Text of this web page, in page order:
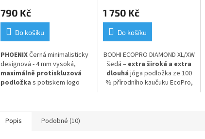
790 Kč
Do košíku
PHOENIXČerná minimalisticky
designová - 4 mm vysoká,
maximálně protiskluzová
podložka s potiskem logo
1 750 Kč
Do košíku
BODHI ECOPRO DIAMOND XL/XW
šedá – extra široká a extra
dlouhá jóga podložka ze 100
% přírodního kaučuku EcoPro,
Popis Podobné (10)